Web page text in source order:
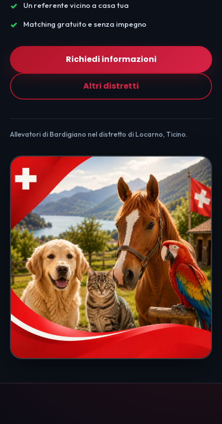
Un referente vicino a casa tua
Matching gratuito e senza impegno
Richiedi informazioni
Altri distretti
Allevatori di Bardigiano nel distretto di Locarno, Ticino.